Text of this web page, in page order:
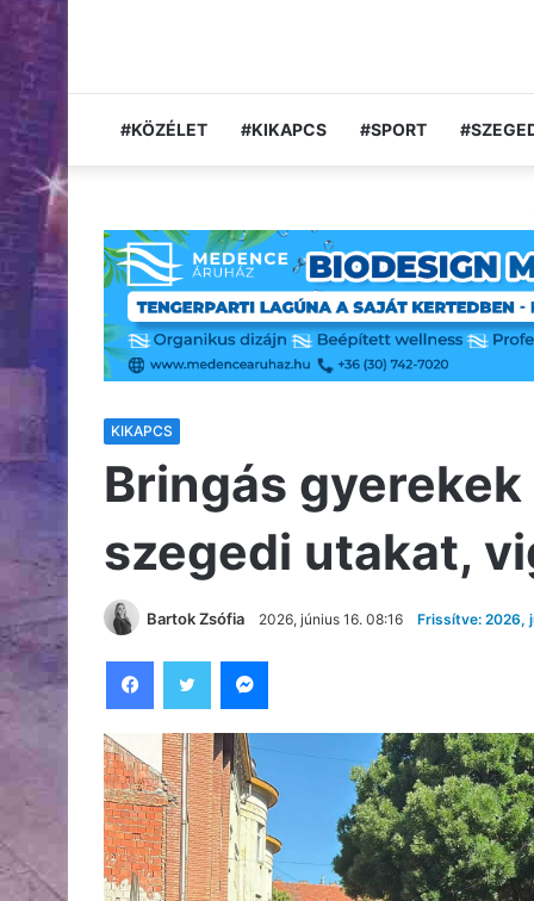
#KÖZÉLET #KIKAPCS #SPORT
KIKAPCS
Bringás
szegedi utakat,
Bartok Zsófia 2026, június 16. 08:16 Frissítve: 2026,